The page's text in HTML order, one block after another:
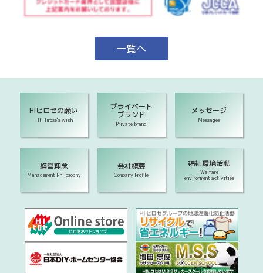
一覧へ
HIヒロセの願い
HI Hirose's wish
プライベート
ブランド
Private brand
メッセージ
Messages
経営理念
Management Philosophy
会社概要
Company Profile
福祉環境活動
Welfare
environment activities